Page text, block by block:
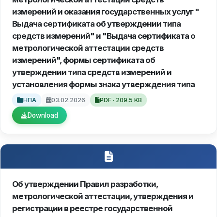
измерений и оказания государственных услуг "
Выдача сертификата об утверждении типа
средств измерений" и "Выдача сертификата о
метрологической аттестации средств
измерений", формы сертификата об
утверждении типа средств измерений и
установления формы знака утверждения типа
НПА 03.02.2026 PDF · 209.5 KB
Download
Об утверждении Правил разработки,
метрологической аттестации, утверждения и
регистрации в реестре государственной